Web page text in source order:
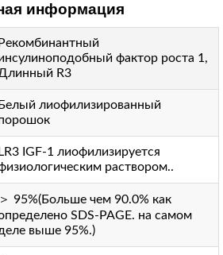
информация
Рекомбинантный
фактор роста 1,
R3
Белый лиофилизированный
LR3 IGF-1 лиофилизируется
раствором..
＞ 95%(Больше чем 90.0% как
SDS-PAGE. на самом
выше 95%.)